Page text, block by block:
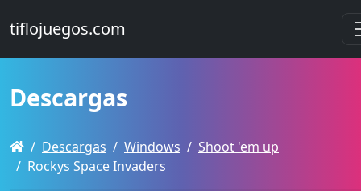
tiflojuegos.com
Descargas
Descargas Windows
Shoot 'em up
Rockys Space Invaders